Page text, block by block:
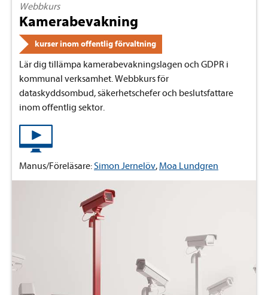
Webbkurs
Kamerabevakning
kurser inom offentlig förvaltning
Lär dig tillämpa kamerabevakningslagen och GDPR i
kommunal verksamhet. Webbkurs för
dataskyddsombud, säkerhetschefer och beslutsfattare
inom offentlig sektor.
Manus/Föreläsare:Simon Jernelöv, Moa Lundgren